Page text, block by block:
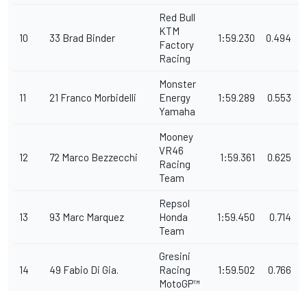
10 33 Brad Binder
Red Bull
KTM
Factory
Racing
1:59.230 0.494
11 21 Franco Morbidelli
Monster
Energy
Yamaha
1:59.289 0.553
12 72 Marco Bezzecchi
Mooney
VR46
Racing
Team
1:59.361 0.625
13 93 Marc Marquez
Repsol
Honda
Team
1:59.450 0.714
14 49 Fabio Di Gia.
Gresini
Racing
MotoGP™
1:59.502 0.766